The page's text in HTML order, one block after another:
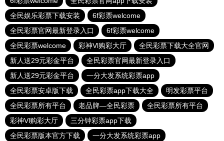
全民娱乐彩票下载安装
6f彩票welcome
全民彩票官网最新登录入口
6f彩票welcome
全民彩票welcome
彩神Vl购彩大厅
全民彩票下载大全官网
新人送29元彩金平台
全民彩票官网最新登录入口
新人送29元彩金平台
一分大发系统彩票app
全民彩票安卓版下载
全民彩票app下载大全
明发彩票平台
全民彩票所有平台
老品牌—全民彩票
全民彩票所有平台
彩神Vl购彩大厅
三分钟彩票app下载
全民彩票版本官方下载
一分大发系统彩票app